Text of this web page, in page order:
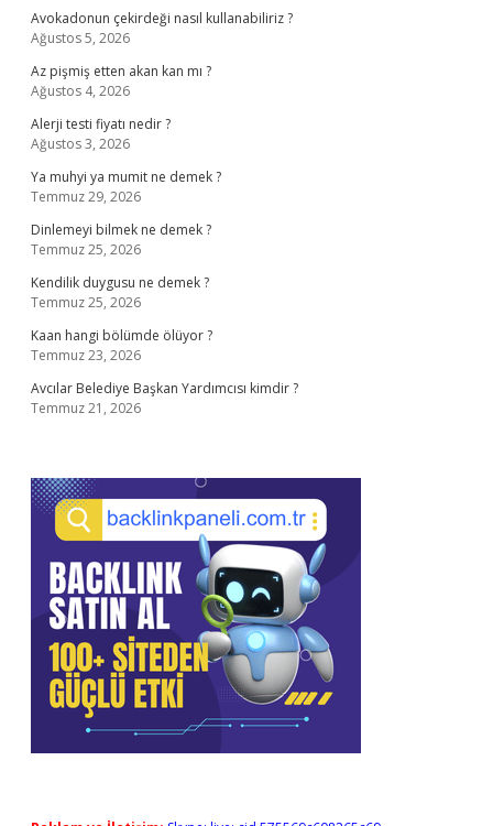
Avokadonun çekirdeği nasıl kullanabiliriz ?
Ağustos 5, 2026
Az pişmiş etten akan kan mı ?
Ağustos 4, 2026
Alerji testi fiyatı nedir ?
Ağustos 3, 2026
Ya muhyi ya mumit ne demek ?
Temmuz 29, 2026
Dinlemeyi bilmek ne demek ?
Temmuz 25, 2026
Kendilik duygusu ne demek ?
Temmuz 25, 2026
Kaan hangi bölümde ölüyor ?
Temmuz 23, 2026
Avcılar Belediye Başkan Yardımcısı kimdir ?
Temmuz 21, 2026